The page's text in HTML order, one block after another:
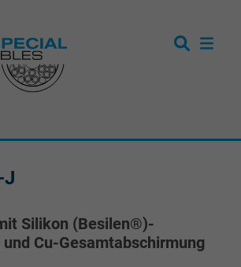
J
Silikon (Besilen®)-
Cu-Gesamtabschirmung